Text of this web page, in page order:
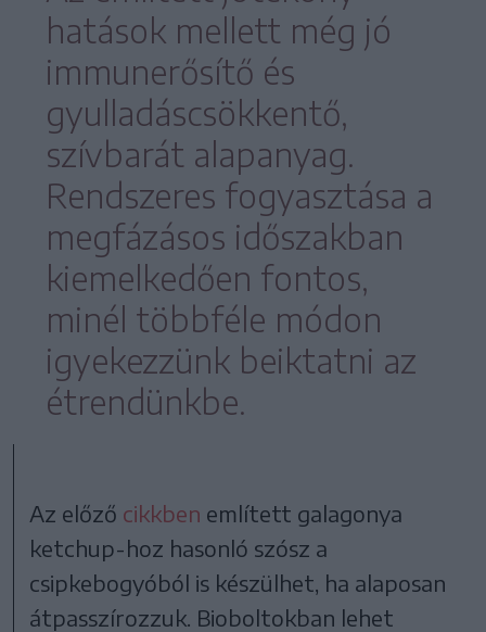
hatások mellett még jó
immunerősítő és
gyulladáscsökkentő,
szívbarát alapanyag.
Rendszeres fogyasztása a
megfázásos időszakban
kiemelkedően fontos,
minél többféle módon
igyekezzünk beiktatni az
étrendünkbe.
Az előző cikkben említett galagonya
ketchup-hoz hasonló szósz a
csipkebogyóból is készülhet, ha alaposan
átpasszírozzuk. Bioboltokban lehet